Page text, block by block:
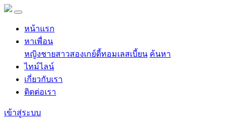
หน้าแรก
หาเพื่อน
หญิงชายสาวสองเกย์ดี้ทอมเลสเบี้ยน ค้นหา
ไทม์ไลน์
เกี่ยวกับเรา
ติดต่อเรา
เข้าสู่ระบบ